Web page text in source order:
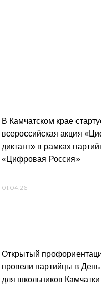
В Камчатском крае
всероссийская акция
диктант» в рамках
«Цифровая Россия»
01.04.26
Открытый
провели партийцы в
для школьников Камчатки